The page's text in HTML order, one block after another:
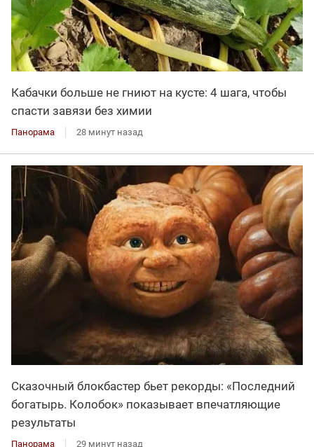
Кабачки больше не гниют на кусте: 4 шага, чтобы
спасти завязи без химии
Панорама 28 минут назад
Сказочный блокбастер бьет рекорды: «Последний
богатырь. Колобок» показывает впечатляющие
результаты
Панорама 29 минут назад